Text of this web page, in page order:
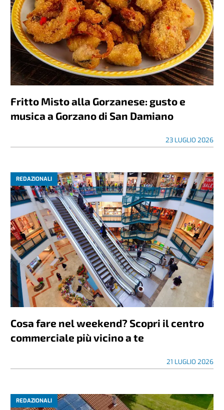
Fritto Misto alla Gorzanese: gusto e
musica a Gorzano di San Damiano
23 LUGLIO 2026
REDAZIONALI
Cosa fare nel weekend? Scopri il centro
commerciale più vicino a te
21 LUGLIO 2026
REDAZIONALI